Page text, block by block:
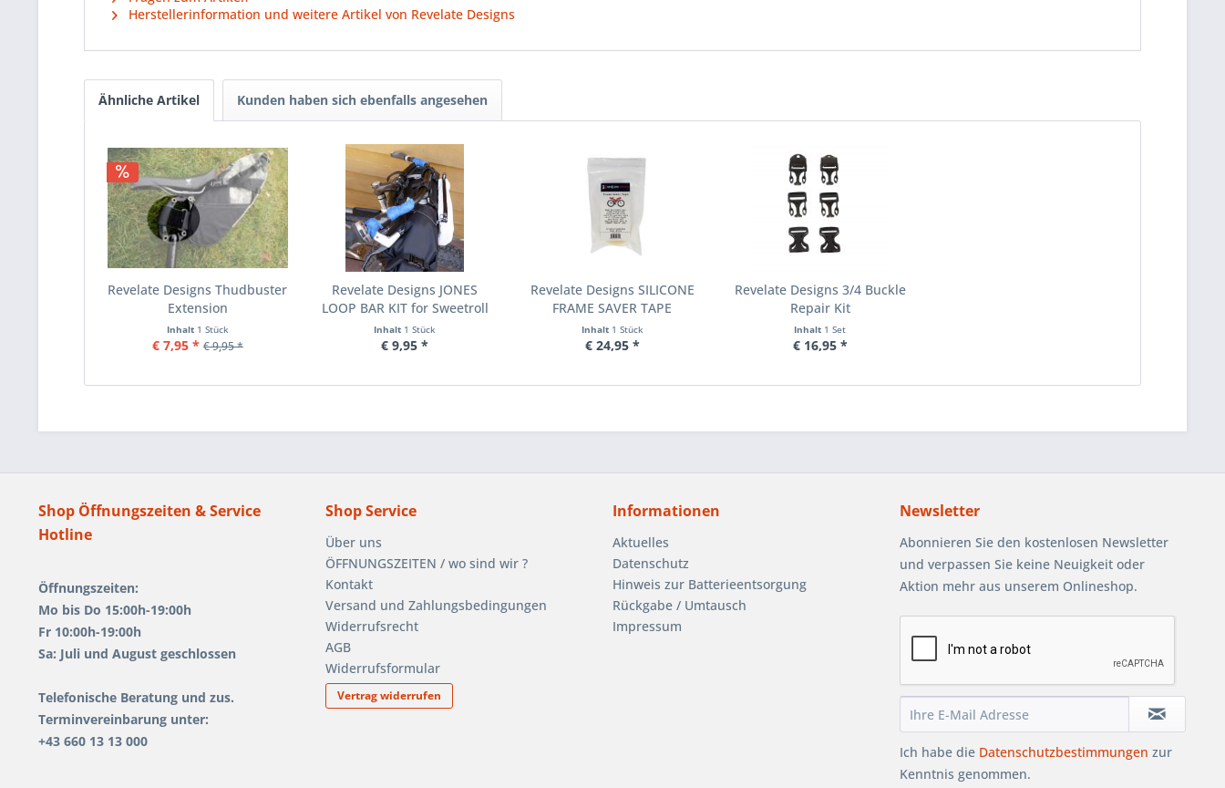
Herstellerinformation und weitere Artikel von Revelate Designs
Ähnliche Artikel Kunden haben sich ebenfalls angesehen
Revelate Designs Thudbuster
Extension
Inhalt 1 Stück
€ 7,95 * € 9,95 *
Revelate Designs JONES
LOOP BAR KIT for Sweetroll
Inhalt 1 Stück
€ 9,95 *
Revelate Designs SILICONE
FRAME SAVER TAPE
Inhalt 1 Stück
€ 24,95 *
Revelate Designs 3/4 Buckle
Repair Kit
Inhalt 1 Set
€ 16,95 *
Shop Öffnungszeiten & Service
Hotline
Öffnungszeiten:
Mo bis Do 15:00h-19:00h
Fr 10:00h-19:00h
Sa: Juli und August geschlossen
Telefonische Beratung und zus.
Terminvereinbarung unter:
+43 660 13 13 000
Shop Service
Über uns
ÖFFNUNGSZEITEN / wo sind wir ?
Kontakt
Versand und Zahlungsbedingungen
Widerrufsrecht
AGB
Widerrufsformular
Vertrag widerrufen
Informationen
Aktuelles
Datenschutz
Hinweis zur Batterieentsorgung
Rückgabe / Umtausch
Impressum
Newsletter
Abonnieren Sie den kostenlosen Newsletter
und verpassen Sie keine Neuigkeit oder
Aktion mehr aus unserem Onlineshop.
Ich habe die Datenschutzbestimmungen zur
Kenntnis genommen.